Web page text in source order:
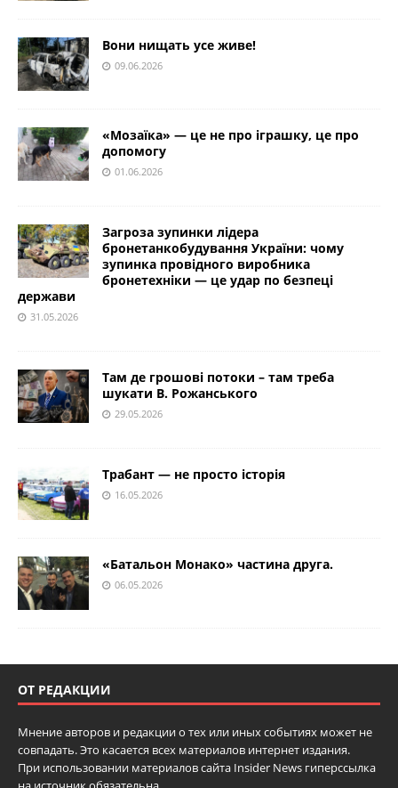
Вони нищать усе живе!
09.06.2026
«Мозаїка» — це не про іграшку, це про
допомогу
01.06.2026
Загроза зупинки лідера
бронетанкобудування України: чому
зупинка провідного виробника
бронетехніки — це удар по безпеці
держави
31.05.2026
Там де грошові потоки – там треба
шукати В. Рожанського
29.05.2026
Трабант — не просто історія
16.05.2026
«Батальон Монако» частина друга.
06.05.2026
ОТ РЕДАКЦИИ
Мнение авторов и редакции о тех или иных событиях может не
совпадать. Это касается всех материалов интернет издания.
При использовании материалов сайта Insider News гиперссылка